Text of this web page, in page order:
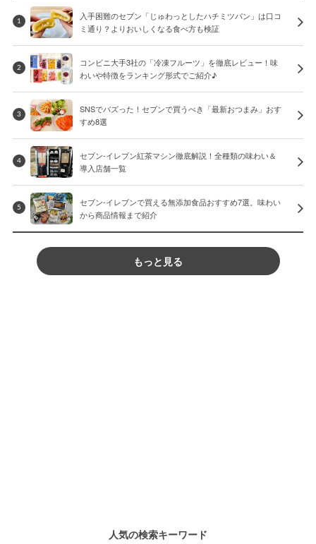
1
入手困難のセブン「じゅわっとしたハチミツパン」は口コ
ミ通り？よりおいしくなる食べ方も検証
2
コンビニ大手3社の「冷凍フルーツ」を徹底レビュー！味
わいや特徴をランキング形式でご紹介♪
3
SNSでバズった！セブンで買うべき「最新おつまみ」おす
すめ8選
4
セブン-イレブン紅茶マシン徹底解説！全種類の味わい＆
導入店舗一覧
5
セブン-イレブンで買える無添加食品おすすめ7選。味わい
から商品情報まで紹介
もっと見る
人気の検索キーワード